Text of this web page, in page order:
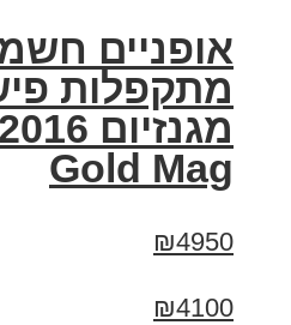
אופניים
מתקפלות
Gold Mag
₪4950
₪4100